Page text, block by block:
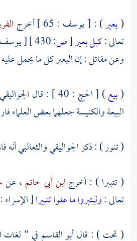
(بعير) : [ يوسف : 65 ] أخرج
تعالى :كيل بعير[ص:
وعنمقاتل: إن البعير كل ما يحمل عليه
(بيع) [ الحج : 40 ] : قال الجواليقي
البيعة والكنيسة جعلهما بعض العلماء
( تنور ) : ذكرالجواليقيوالثعالبيأنه
( تتبيرا ) : أخرجابن أبي حاتم ، عن
تعالى :وليتبروا ما علوا تتبيرا[ الإسراء : 7 ] قال : تبره بالنبطية .
( تحت ) : قالأبو القاسم في " لغات